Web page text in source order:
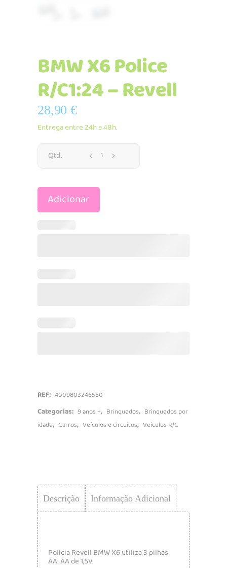
BMW X6 Police
R/C1:24 – Revell
28,90€
Entrega entre 24h a 48h.
BMW
Police
Qtd.
Adicionar
REF: 4009803246550
Categorias: 9 anos +, Brinquedos, Brinquedos por
idade, Carros, Veículos e circuitos, Veículos R/C
Descrição Informação Adicional
Polícia Revell BMW X6 utiliza 3 pilhas
AA: AA de 1,5V.